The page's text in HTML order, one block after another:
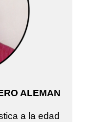
ALEMAN
a la edad